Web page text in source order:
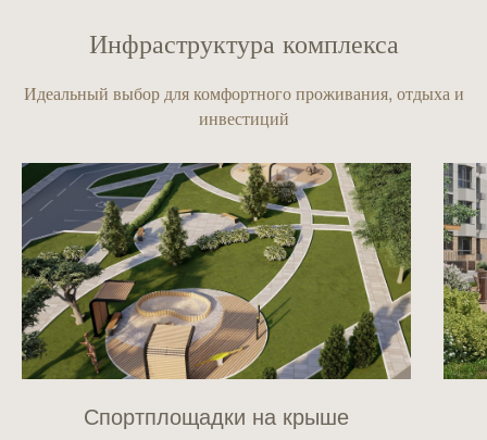
Инфраструктура комплекса
Идеальный выбор для комфортного проживания, отдыха и
инвестиций
Спортплощадки на крыше